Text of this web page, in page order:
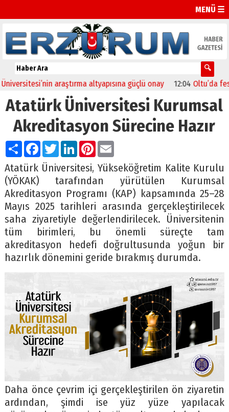
MENÜ ☰
araştırma altyapısına güçlü onay 12:04 Oltu’da festival
Atatürk Üniversitesi Kurumsal
Akreditasyon Sürecine Hazır
PaylaşFacebook
TwitterLinkedIn
Pinterest
Email
Atatürk Üniversitesi, Yükseköğretim Kalite Kurulu
(YÖKAK) tarafından yürütülen Kurumsal
Akreditasyon Programı (KAP) kapsamında 25–28
Mayıs 2025 tarihleri arasında gerçekleştirilecek
saha ziyaretiyle değerlendirilecek. Üniversitenin
tüm birimleri, bu önemli süreçte tam
akreditasyon hedefi doğrultusunda yoğun bir
hazırlık dönemini geride bırakmış durumda.
Daha önce çevrim içi gerçekleştirilen ön ziyaretin
ardından, şimdi ise yüz yüze yapılacak